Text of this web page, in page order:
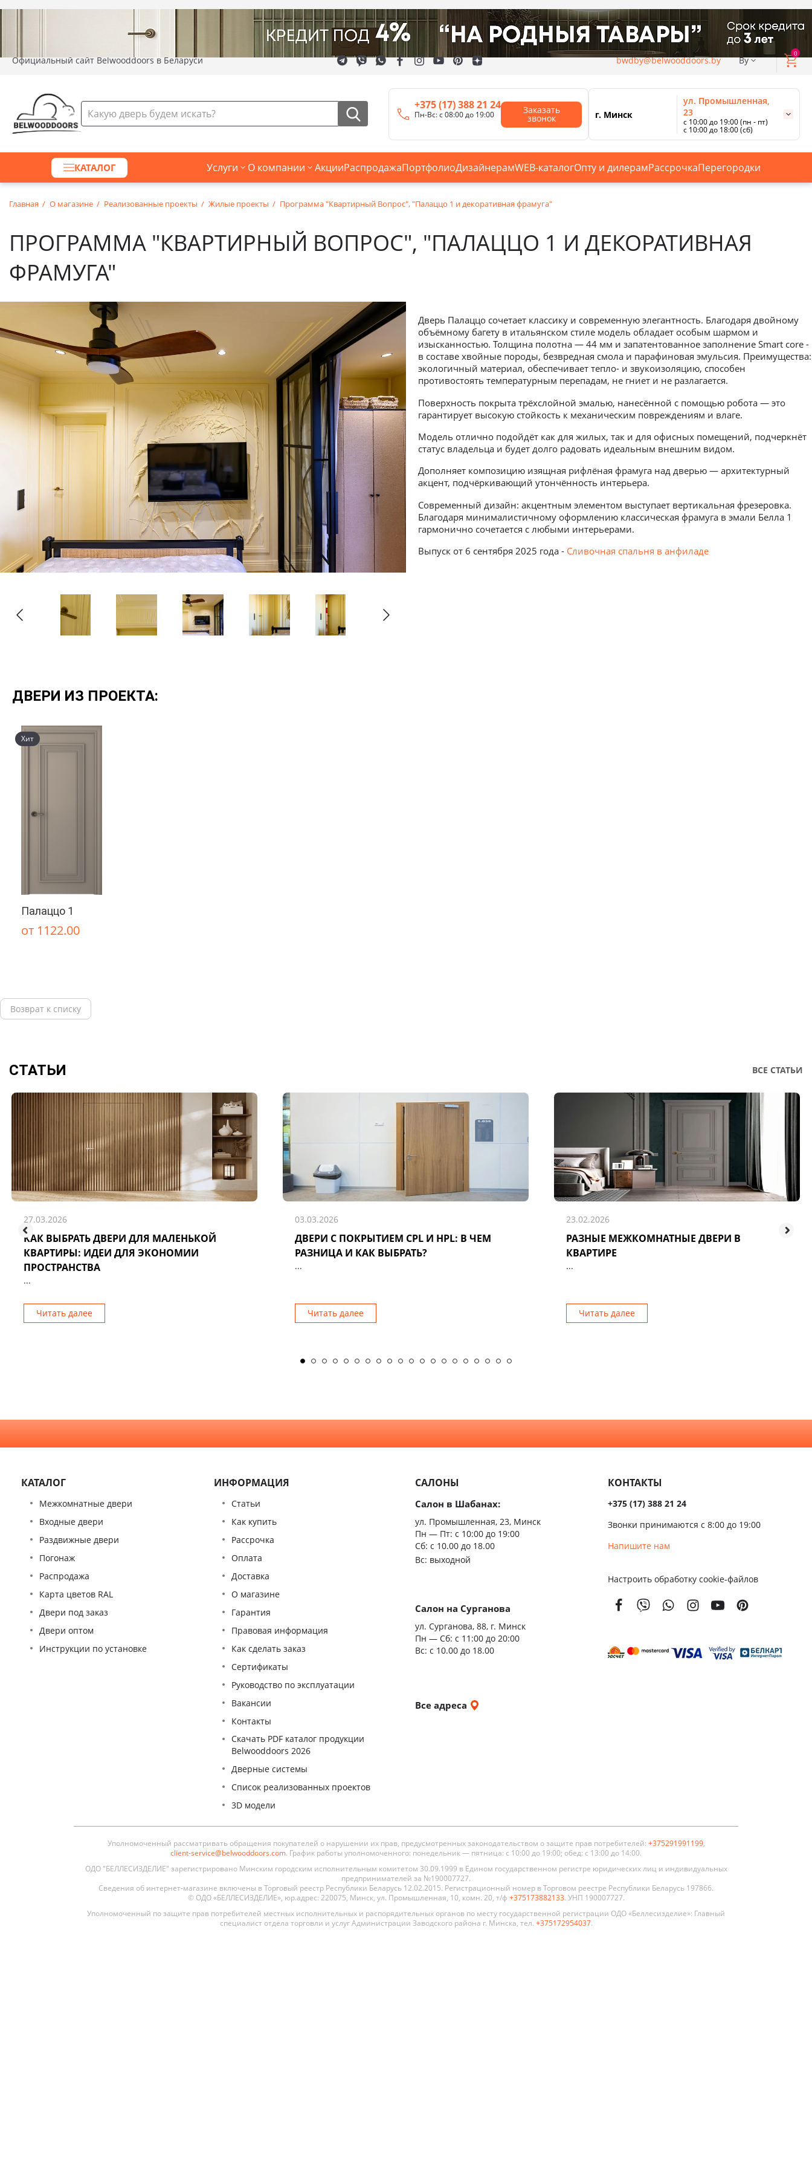
Официальный сайт Belwooddoors в Беларуси bwdby@belwooddoors.by By
0
+375 (17) 388 21 24
Пн-Вс: с 08:00 до 19:00 Заказать
звонок г. Минск
ул. Промышленная,
23
с 10:00 до 19:00 (пн - пт)
с 10:00 до 18:00 (сб)
с 10:00 до 18:00 (вс).
Смотреть все магазины
КАТАЛОГ Услуги О компании АкцииРаспродажаПортфолиоДизайнерамWEB-каталогОпту и дилерамРассрочкаПерегородки
Главная О магазине Реализованные проекты Жилые проекты Программа "Квартирный Вопрос", "Палаццо 1 и декоративная фрамуга"
ПРОГРАММА "КВАРТИРНЫЙ ВОПРОС", "ПАЛАЦЦО 1 И ДЕКОРАТИВНАЯ
ФРАМУГА"
Дверь Палаццо сочетает классику и современную элегантность. Благодаря двойному
объёмному багету в итальянском стиле модель обладает особым шармом и
изысканностью. Толщина полотна — 44 мм и запатентованное заполнение Smart core -
в составе хвойные породы, безвредная смола и парафиновая эмульсия. Преимущества:
экологичный материал, обеспечивает тепло- и звукоизоляцию, способен
противостоять температурным перепадам, не гниет и не разлагается.
Поверхность покрыта трёхслойной эмалью, нанесённой с помощью робота — это
гарантирует высокую стойкость к механическим повреждениям и влаге.
Модель отлично подойдёт как для жилых, так и для офисных помещений, подчеркнёт
статус владельца и будет долго радовать идеальным внешним видом.
Дополняет композицию изящная рифлёная фрамуга над дверью — архитектурный
акцент, подчёркивающий утончённость интерьера.
Современный дизайн: акцентным элементом выступает вертикальная фрезеровка.
Благодаря минималистичному оформлению классическая фрамуга в эмали Белла 1
гармонично сочетается с любыми интерьерами.
Выпуск от 6 сентября 2025 года - Сливочная спальня в анфиладе
ДВЕРИ ИЗ ПРОЕКТА:
Палаццо 1
от 1122.00
Хит
Возврат к списку
СТАТЬИ ВСЕ СТАТЬИ
27.03.2026
КАК ВЫБРАТЬ ДВЕРИ ДЛЯ МАЛЕНЬКОЙ
КВАРТИРЫ: ИДЕИ ДЛЯ ЭКОНОМИИ
ПРОСТРАНСТВА
...
Читать далее
03.03.2026
ДВЕРИ С ПОКРЫТИЕМ CPL И HPL: В ЧЕМ
РАЗНИЦА И КАК ВЫБРАТЬ?
...
Читать далее
23.02.2026
РАЗНЫЕ МЕЖКОМНАТНЫЕ ДВЕРИ В
КВАРТИРЕ
...
Читать далее
КАТАЛОГ
Межкомнатные двери
Входные двери
Раздвижные двери
Погонаж
Распродажа
Карта цветов RAL
Двери под заказ
Двери оптом
Инструкции по установке
ИНФОРМАЦИЯ
Статьи
Как купить
Рассрочка
Оплата
Доставка
О магазине
Гарантия
Правовая информация
Как сделать заказ
Сертификаты
Pуководство по эксплуатации
Вакансии
Контакты
Скачать PDF каталог продукции
Belwooddoors 2026
Дверные системы
Список реализованных проектов
3D модели
САЛОНЫ
Салон в Шабанах:
ул. Промышленная, 23, Минск
Пн — Пт: с 10:00 до 19:00
Сб: с 10.00 до 18.00
Вс: выходной
Салон на Сурганова
ул. Сурганова, 88, г. Минск
Пн — Сб: с 11:00 до 20:00
Вс: с 10.00 до 18.00
Все адреса
КОНТАКТЫ
+375 (17) 388 21 24
Звонки принимаются с 8:00 до 19:00
Напишите нам
Настроить обработку cookie-файлов
Уполномоченный рассматривать обращения покупателей о нарушении их прав, предусмотренных законодательством о защите прав потребителей: +375291991199,
client-service@belwooddoors.com. График работы уполномоченного: понедельник — пятница: с 10:00 до 19:00; обед: с 13:00 до 14:00.
ОДО "БЕЛЛЕСИЗДЕЛИЕ" зарегистрировано Минским городским исполнительным комитетом 30.09.1999 в Едином государственном регистре юридических лиц и индивидуальных
предпринимателей за №190007727.
Сведения об интернет-магазине включены в Торговый реестр Республики Беларусь 12.02.2015. Регистрационный номер в Торговом реестре Республики Беларусь 197866.
© ОДО «БЕЛЛЕСИЗДЕЛИЕ», юр.адрес: 220075, Минск, ул. Промышленная, 10, комн. 20, т/ф +375173882133. УНП 190007727.
Уполномоченный по защите прав потребителей местных исполнительных и распорядительных органов по месту государственной регистрации ОДО «Беллесизделие»: Главный
специалист отдела торговли и услуг Администрации Заводского района г. Минска, тел. +375172954037.